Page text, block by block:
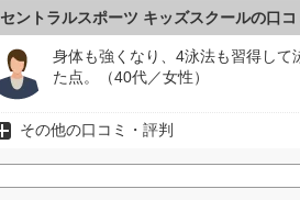
セントラルスポーツ キッズスクールの口コ
身体も強くなり、4泳法も習得し
た点。（40代／女性）
その他の口コミ・評判